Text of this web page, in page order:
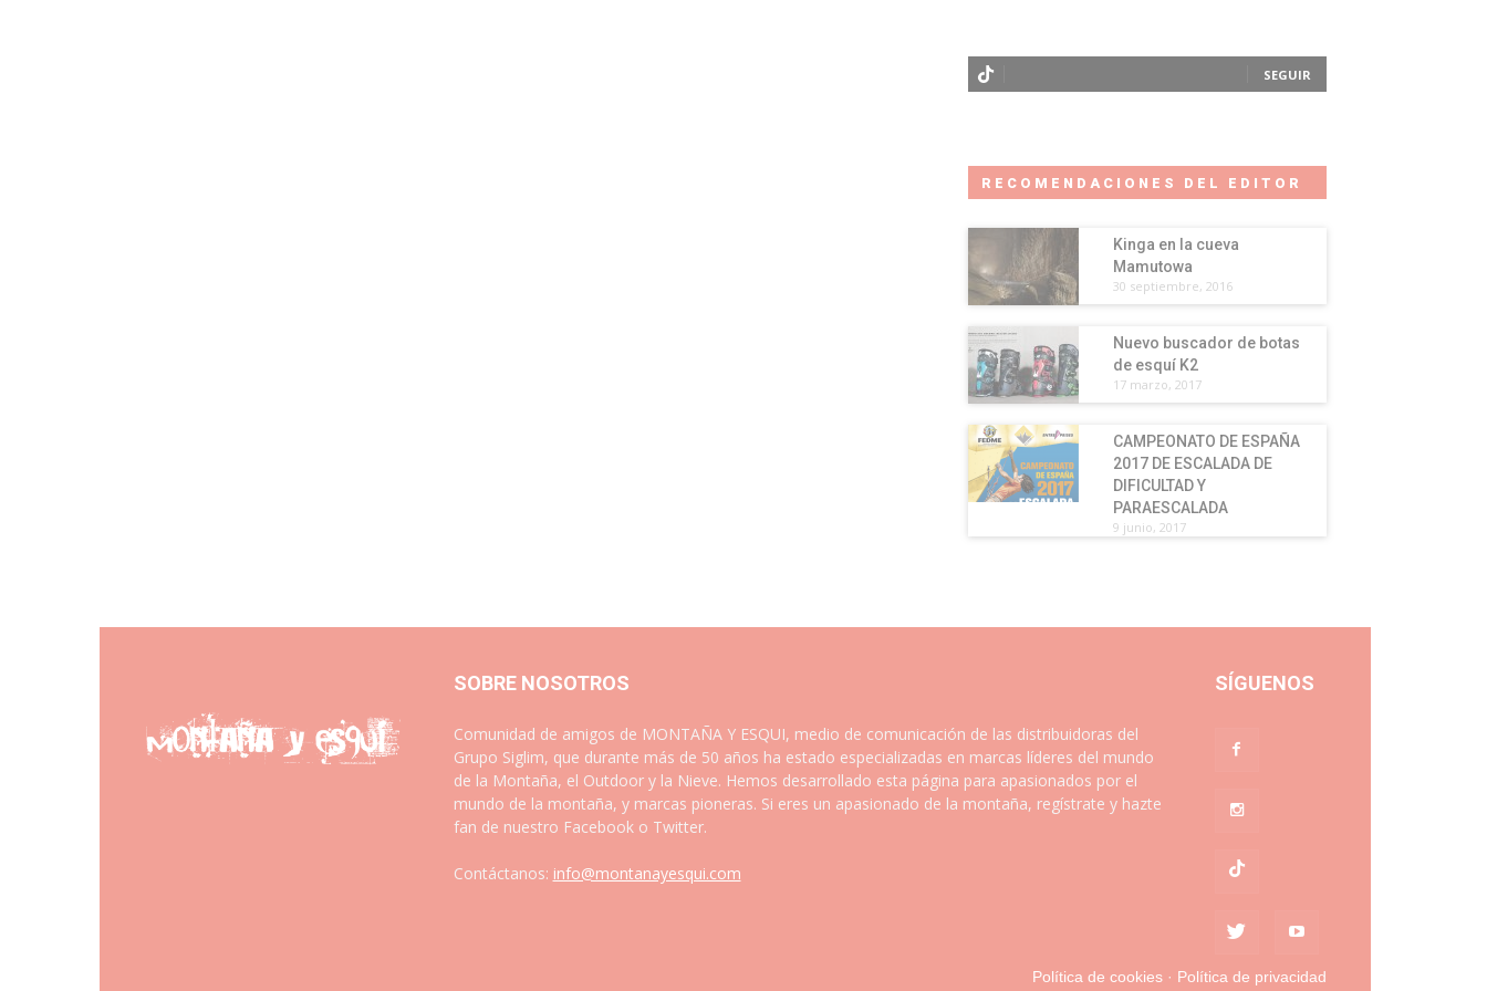
SEGUIR
RECOMENDACIONES DEL EDITOR
Kinga en la cueva
Mamutowa
30 septiembre, 2016
Nuevo buscador de botas
de esquí K2
17 marzo, 2017
CAMPEONATO DE ESPAÑA
2017 DE ESCALADA DE
DIFICULTAD Y
PARAESCALADA
9 junio, 2017
SOBRE NOSOTROS
Comunidad de amigos de MONTAÑA Y ESQUI, medio de comunicación de las distribuidoras del
Grupo Siglim, que durante más de 50 años ha estado especializadas en marcas líderes del mundo
de la Montaña, el Outdoor y la Nieve. Hemos desarrollado esta página para apasionados por el
mundo de la montaña, y marcas pioneras. Si eres un apasionado de la montaña, regístrate y hazte
fan de nuestro Facebook o Twitter.
Contáctanos: info@montanayesqui.com
SÍGUENOS
Política de cookies· Política de privacidad